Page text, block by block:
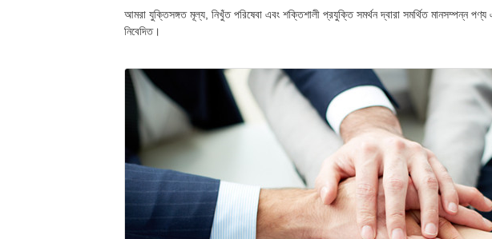
আমরা যুক্তিসঙ্গত মূল্য, নিখুঁত পরিষেবা এবং শক্তিশালী প্রযুক্তি সমর্থন দ্বারা সমর্থিত মানসম্পন্ন
নিবেদিত।